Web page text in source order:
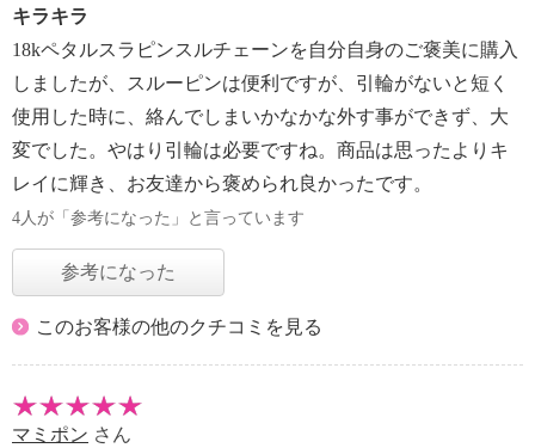
キラキラ
18kペタルスラピンスルチェーンを自分自身のご褒美に購入
しましたが、スルーピンは便利ですが、引輪がないと短く
使用した時に、絡んでしまいかなかな外す事ができず、大
変でした。やはり引輪は必要ですね。商品は思ったよりキ
レイに輝き、お友達から褒められ良かったです。
4人が「参考になった」と言っています
参考になった
このお客様の他のクチコミを見る
マミポン さん